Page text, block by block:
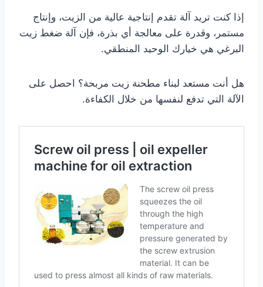
إذا كنت تريد آلة تقدم إنتاجية عالية من الزيت، وإنتاج
مستمر، وقدرة على معالجة أي بذرة، فإن آلة ضغط زيت
البرغي هي خيارك الوحيد المنطقي.
هل أنت مستعد لبناء مطحنة زيت مربحة؟ احصل على
الآلة التي تدفع لنفسها من خلال الكفاءة.